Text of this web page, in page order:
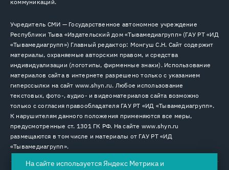
коммуникаций.
Учредитель СМИ — Государственное автономное учреждение
Республики Тыва «Издательский дом «Тывамедиагрупп» (ГАУ РТ «ИД
«Тывамедиагрупп») Главный редактор: Монгуш С.Н. Сайт содержит
материалы, охраняемые авторским правом, и средства
индивидуализации (логотипы, фирменные знаки). Использование
материалов сайта в интернете разрешено только с указанием
гиперссылки на сайт www.shyn.ru. Любое использование
текстовых, фото-, аудио- и видеоматериалов сайта возможно
только с согласия правообладателя ГАУ РТ «ИД «Тывамедиагрупп».
К нарушителям данного положения применяются все меры,
предусмотренные ст. 1301 ГК РФ. На сайте www.shyn.ru
размещаются в том числе и материалы от ГАУ РТ «ИД
«Тывамедиагрупп».
На сайте используется Яндекс Метрика и